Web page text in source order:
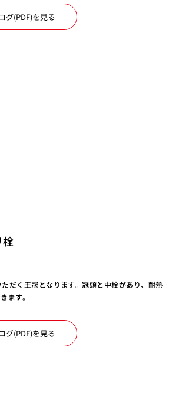
グ(PDF)を見る
グ(PDF)を見る
だく王冠となります。冠頭と中栓があり、耐熱
ます。